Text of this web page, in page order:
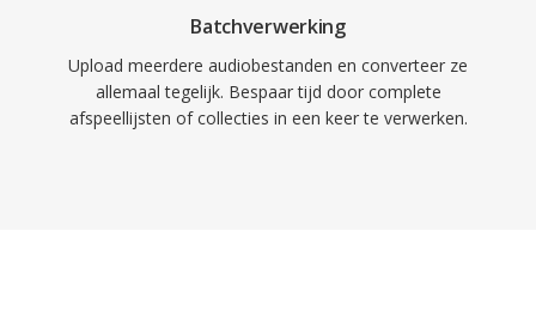
Batchverwerking
Upload meerdere audiobestanden en converteer ze
allemaal tegelijk. Bespaar tijd door complete
afspeellijsten of collecties in een keer te verwerken.